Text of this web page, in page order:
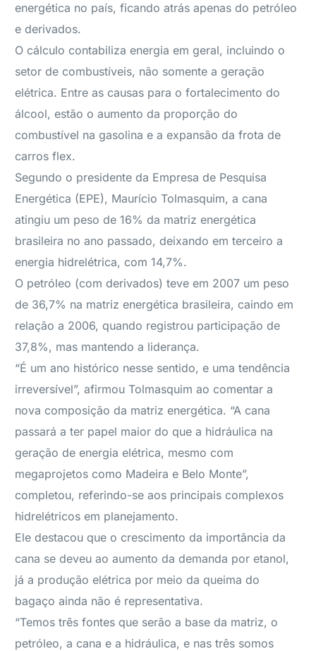
energética no país, ficando atrás apenas do petróleo
e derivados.
O cálculo contabiliza energia em geral, incluindo o
setor de combustíveis, não somente a geração
elétrica. Entre as causas para o fortalecimento do
álcool, estão o aumento da proporção do
combustível na gasolina e a expansão da frota de
carros flex.
Segundo o presidente da Empresa de Pesquisa
Energética (EPE), Maurício Tolmasquim, a cana
atingiu um peso de 16% da matriz energética
brasileira no ano passado, deixando em terceiro a
energia hidrelétrica, com 14,7%.
O petróleo (com derivados) teve em 2007 um peso
de 36,7% na matriz energética brasileira, caindo em
relação a 2006, quando registrou participação de
37,8%, mas mantendo a liderança.
“É um ano histórico nesse sentido, e uma tendência
irreversível”, afirmou Tolmasquim ao comentar a
nova composição da matriz energética. “A cana
passará a ter papel maior do que a hidráulica na
geração de energia elétrica, mesmo com
megaprojetos como Madeira e Belo Monte”,
completou, referindo-se aos principais complexos
hidrelétricos em planejamento.
Ele destacou que o crescimento da importância da
cana se deveu ao aumento da demanda por etanol,
já a produção elétrica por meio da queima do
bagaço ainda não é representativa.
“Temos três fontes que serão a base da matriz, o
petróleo, a cana e a hidráulica, e nas três somos